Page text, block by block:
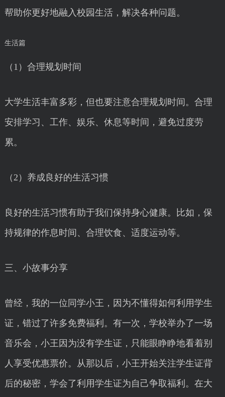
帮助你更好地融入校园生活，解决各种问题。
生活篇
（1）合理规划时间
大学生活丰富多彩，但也要注意合理规划时间。合理
安排学习、工作、娱乐、休息等时间，避免过度劳
累。
（2）养成良好的生活习惯
良好的生活习惯有助于我们保持身心健康。比如，保
持规律的作息时间、合理饮食、适度运动等。
三、小故事分享
曾经，我的一位同学小王，因为不懂得如何利用学生
证，错过了许多免费福利。有一次，学校举办了一场
音乐会，小王因为没有学生证，只能眼睁睁地看着别
人享受优惠票价。从那以后，小王开始关注学生证背
后的秘密，学会了利用学生证为自己争取福利。在大